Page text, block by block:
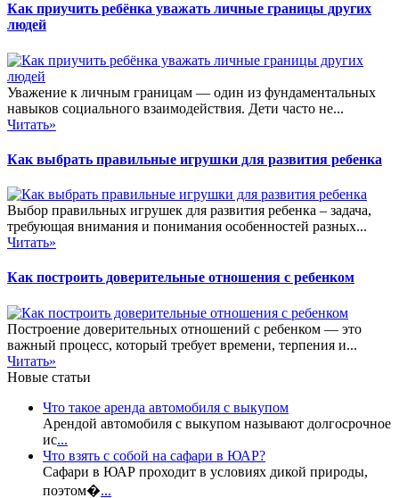
Как приучить ребёнка уважать личные границы других
людей
Уважение к личным границам — один из фундаментальных
навыков социального взаимодействия. Дети часто не...
Читать»
Как выбрать правильные игрушки для развития ребенка
Выбор правильных игрушек для развития ребенка – задача,
требующая внимания и понимания особенностей разных...
Читать»
Как построить доверительные отношения с ребенком
Построение доверительных отношений с ребенком — это
важный процесс, который требует времени, терпения и...
Читать»
Новые статьи
Что такое аренда автомобиля с выкупом
Арендой автомобиля с выкупом называют долгосрочное
ис...
Что взять с собой на сафари в ЮАР?
Сафари в ЮАР проходит в условиях дикой природы,
поэтом�...